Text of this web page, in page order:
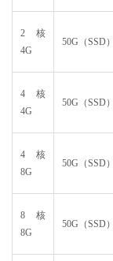
2核
4G
50G（SSD）
4核
4G
50G（SSD）
4核
8G
50G（SSD）
8核
8G
50G（SSD）